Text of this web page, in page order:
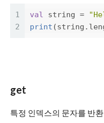
1
2
val string =
print (string .
get
특정 인덱스의 문자를 반